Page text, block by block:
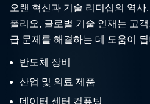
오랜 혁신과 기술 리더십의 역
폴리오, 글로벌 기술 인재는 고
급 문제를 해결하는 데 도움이
반도체 장비
산업 및 의료 제품
데이터 센터 컴퓨팅